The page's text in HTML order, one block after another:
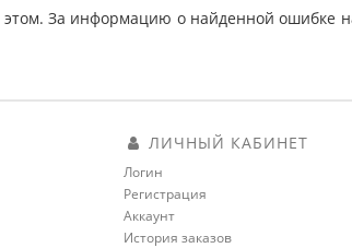
За информацию о найденной ошибке
ЛИЧНЫЙ КАБИНЕТ
Логин
Регистрация
Аккаунт
История заказов